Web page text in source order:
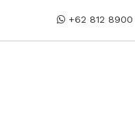
+62 812